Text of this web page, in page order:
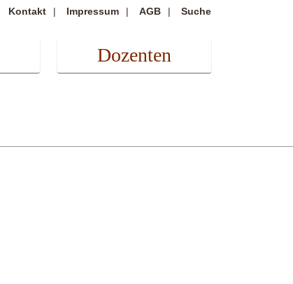
Kontakt Impressum AGB Suche
Dozenten